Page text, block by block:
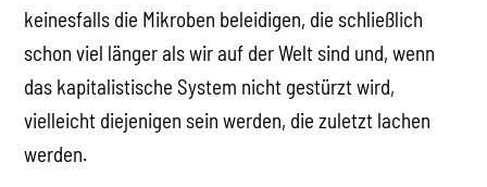
keinesfalls die Mikroben beleidigen, die schließlich
schon viel länger als wir auf der Welt sind und, wenn
das kapitalistische System nicht gestürzt wird,
vielleicht diejenigen sein werden, die zuletzt lachen
werden.